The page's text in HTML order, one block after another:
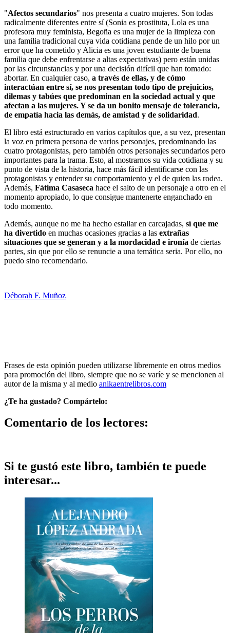
"Afectos secundarios" nos presenta a cuatro mujeres. Son todas
radicalmente diferentes entre sí (Sonia es prostituta, Lola es una
profesora muy feminista, Begoña es una mujer de la limpieza con
una familia tradicional cuya vida cotidiana pende de un hilo por un
error que ha cometido y Alicia es una joven estudiante de buena
familia que debe enfrentarse a altas expectativas) pero están unidas
por las circunstancias y por una decisión difícil que han tomado:
abortar. En cualquier caso, a través de ellas, y de cómo
interactúan entre sí, se nos presentan todo tipo de prejuicios,
dilemas y tabúes que predominan en la sociedad actual y que
afectan a las mujeres. Y se da un bonito mensaje de tolerancia,
de empatía hacia las demás, de amistad y de solidaridad.
El libro está estructurado en varios capítulos que, a su vez, presentan
la voz en primera persona de varios personajes, predominando las
cuatro protagonistas, pero también otros personajes secundarios pero
importantes para la trama. Esto, al mostrarnos su vida cotidiana y su
punto de vista de la historia, hace más fácil identificarse con las
protagonistas y entender su comportamiento y el de quien las rodea.
Además, Fátima Casaseca hace el salto de un personaje a otro en el
momento apropiado, lo que consigue mantenerte enganchado en
todo momento.
Además, aunque no me ha hecho estallar en carcajadas, sí que me
ha divertido en muchas ocasiones gracias a las extrañas
situaciones que se generan y a la mordacidad e ironía de ciertas
partes, sin que por ello se renuncie a una temática seria. Por ello, no
puedo sino recomendarlo.
Déborah F. Muñoz
Frases de esta opinión pueden utilizarse libremente en otros medios
para promoción del libro, siempre que no se varíe y se mencionen al
autor de la misma y al medio anikaentrelibros.com
¿Te ha gustado? Compártelo:
Comentario de los lectores:
Si te gustó este libro, también te puede
interesar...